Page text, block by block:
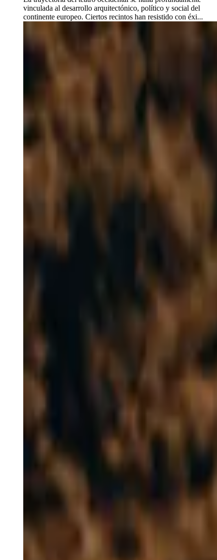
vinculada al desarrollo arquitectónico, político y social del
continente europeo. Ciertos recintos han resistido con éxi...